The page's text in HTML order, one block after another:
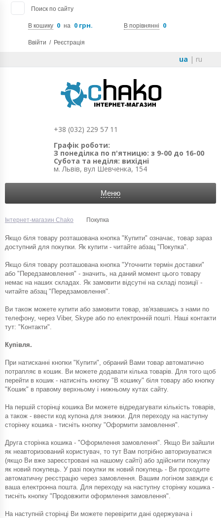
Поиск по сайту
В кошику 0 на 0 грн. В порівнянні 0
Ввійти / Реєстрація
ua | ru
+38 (032) 229 57 11
Графік роботи:
З понеділка по п'ятницю: з 9-00 до 16-00
Субота та неділя: вихідні
м. Львів, вул Шевченка, 154
Меню
Інтернет-магазин Chako Покупка
Якщо біля товару розташована кнопка "Купити" означає, товар зараз
доступний для покупки. Як купити - читайте абзац "Покупка".
Якщо біля товару розташована кнопка "Уточнити термін доставки"
або "Передзамовлення" - значить, на даний момент цього товару
немає на наших складах. Як замовити відсутні на складі позиції -
читайте абзац "Передзамовлення".
Ви також можете купити або замовити товар, зв'язавшись з нами по
телефону, через Viber, Skype або по електронній пошті. Наші контакти
тут: "Контакти".
Купівля.
При натисканні кнопки "Купити", обраний Вами товар автоматично
потрапляє в кошик. Ви можете додавати кілька товарів. Для того щоб
перейти в кошик - натисніть кнопку "В кошику" біля товару або кнопку
"Кошик" в правому верхньому і нижньому кутах сайту.
На першій сторінці кошика Ви можете відредагувати кількість товарів,
а також - ввести код купона для знижки. Для переходу на наступну
сторінку кошика - тисніть кнопку "Оформити замовлення".
Друга сторінка кошика - "Оформлення замовлення". Якщо Ви зайшли
як неавторизований користувач, то тут Вам потрібно авторизуватися
(якщо Ви вже зареєстровані на нашому сайті) або здійснити покупку
як новий покупець. У разі покупки як новий покупець - Ви проходите
автоматичну реєстрацію через замовлення. Вашим логіном завжди є
ваша електронна пошта. Для переходу на наступну сторінку кошика -
тисніть кнопку "Продовжити оформлення замовлення".
На наступній сторінці Ви можете перевірити дані одержувача і